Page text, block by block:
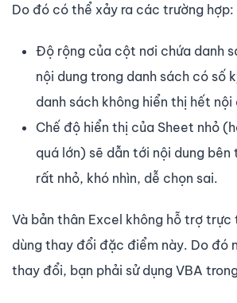
Do đó có thể xảy ra các trường hợp:
Độ rộng của cột nơi chứa danh
nội dung trong danh sách có số
danh sách không hiển thị hết nội
Chế độ hiển thị của Sheet nhỏ
quá lớn) sẽ dẫn tới nội dung bên
rất nhỏ, khó nhìn, dễ chọn sai.
Và bản thân Excel không hỗ trợ trực
dùng thay đổi đặc điểm này. Do đó
thay đổi, bạn phải sử dụng VBA